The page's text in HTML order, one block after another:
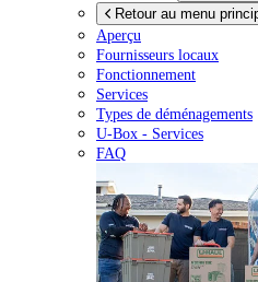
Retour au menu
Aperçu
Fournisseurs locaux
Fonctionnement
Services
Types de déménagements
U-Box - Services
FAQ